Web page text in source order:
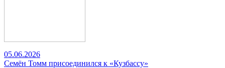
05.06.2026
Семён Томм присоединился к «Кузбассу»